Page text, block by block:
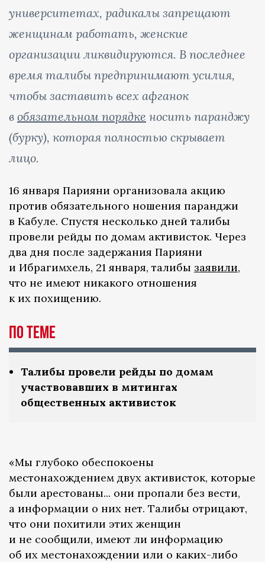
университетах, радикалы запрещают
женщинам работать, женские
организации ликвидируются. В последнее
время талибы предпринимают усилия,
чтобы заставить всех афганок
в обязательном порядке носить паранджу
(бурку), которая полностью скрывает
лицо.
16 января Парияни организовала акцию
против обязательного ношения паранджи
в Кабуле. Спустя несколько дней талибы
провели рейды по домам активисток. Через
два дня после задержания Парияни
и Ибрагимхель, 21 января, талибы заявили,
что не имеют никакого отношения
к их похищению.
По теме
Талибы провели рейды по домам
участвовавших в митингах
общественных активисток
«Мы глубоко обеспокоены
местонахождением двух активисток, которые
были арестованы... они пропали без вести,
а информации о них нет. Талибы отрицают,
что они похитили этих женщин
и не сообщили, имеют ли информацию
об их местонахождении или о каких-либо